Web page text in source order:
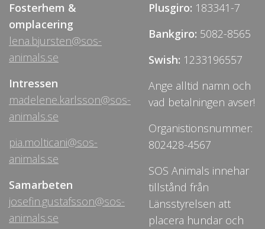
Fosterhem &
omplacering
lena.bjursten@sos-
animals.se
Intressen
madelene.karlsson@sos-
animals.se
pia.molticani@sos-
animals.se
Samarbeten
josefin.gustafsson@sos-
animals.se
Plusgiro: 183341-7
Bankgiro: 5082-8565
Swish: 1233196557
Ange alltid namn och
vad betalningen avser!
Organistionsnummer:
802428-4567
SOS Animals innehar
tillstånd från
Länsstyrelsen att
placera hundar och